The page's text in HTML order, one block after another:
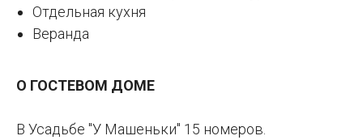
Отдельная кухня
Веранда
О ГОСТЕВОМ ДОМЕ
В Усадьбе "У Машеньки" 15 номеров.